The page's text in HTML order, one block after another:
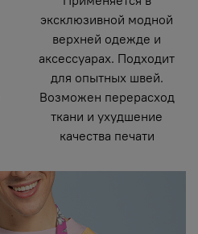
эксклюзивной модной
верхней одежде и
аксессуарах. Подходит
для опытных швей.
Возможен перерасход
ткани и ухудшение
качества печати